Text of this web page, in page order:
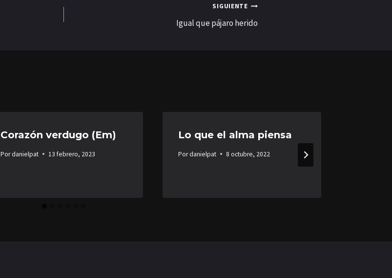
SIGUIENTE
Igual que pájaro herido
Corazón verdugo (Em)
Pordanielpat 13 febrero, 2023
Lo que el alma piensa
Pordanielpat 8 octubre, 2022